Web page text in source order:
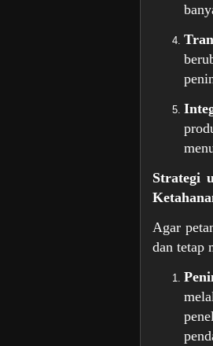
Strategi
Agar
dan tetap